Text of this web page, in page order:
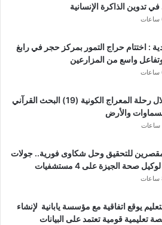
في تدوين الذاكرة الإنسانية
: اختتام حراج التمور بمركز حجر في رابغ
واسع من المزارعين
في ظلال رحلة المعراج الكونية (19) البحث القرآني
والأرض
مقصرين للتحقيق وحل شكاوى فورية.. جولات
صحة الجيزة على 4 مستشفيات
يوقع اتفاقية مع مؤسسة يابانية لإنشاء
تعليمية قومية تعتمد على البيانات